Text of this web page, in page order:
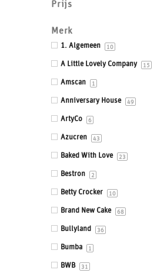
Dozen & Dummies
Drums & Boards
Eetbaar kant
Eetbare prints
Fondant, Icing & Marsepein
Gepersonaliseerde
Gereedschappen & Materialen
Icing
Impressie en Embossing
Ingrediënten
Isomalt
Kleurstoffen
Siliconen mallen
Smaakstoffen
Standaards
Prijs
Merk
1. Algemeen 10
A Little Lovely Company 15
Amscan 1
Anniversary House 49
ArtyCo 6
Azucren 43
Baked With Love 23
Bestron 2
Betty Crocker 10
Brand New Cake 68
Bullyland 36
Bumba 1
BWB 31